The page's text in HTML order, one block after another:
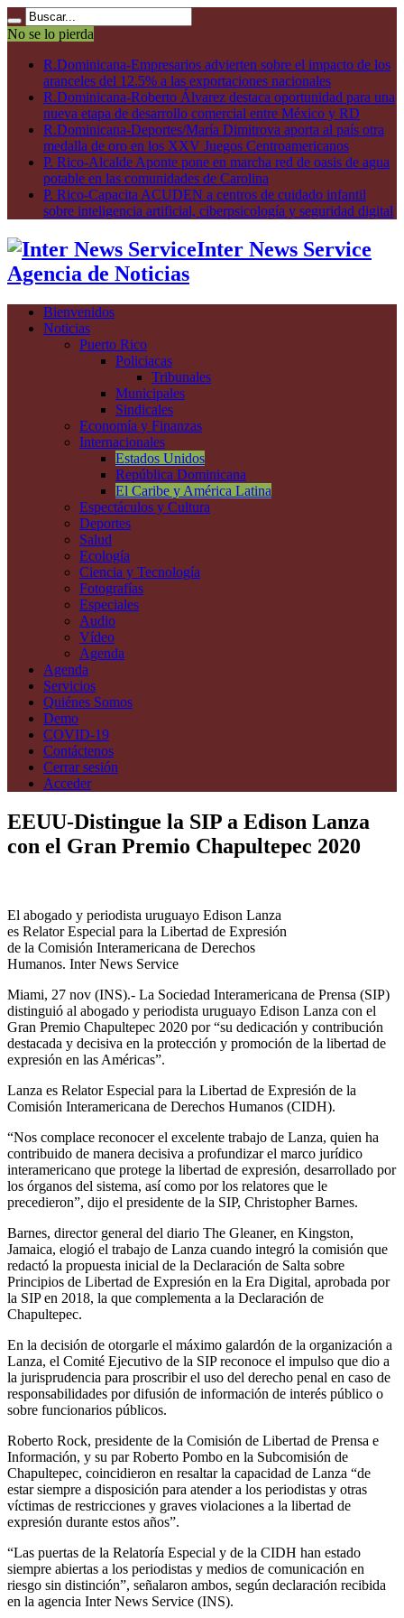
No se lo pierda
R.Dominicana-Empresarios advierten sobre el impacto de los
aranceles del 12.5% a las exportaciones nacionales
R.Dominicana-Roberto Álvarez destaca oportunidad para una
nueva etapa de desarrollo comercial entre México y RD
R.Dominicana-Deportes/María Dimitrova aporta al país otra
medalla de oro en los XXV Juegos Centroamericanos
P. Rico-Alcalde Aponte pone en marcha red de oasis de agua
potable en las comunidades de Carolina
P. Rico-Capacita ACUDEN a centros de cuidado infantil
sobre inteligencia artificial, ciberpsicología y seguridad digital
Inter News Service
Agencia de Noticias
Bienvenidos
Noticias
Puerto Rico
Policiacas
Tribunales
Municipales
Sindicales
Economía y Finanzas
Internacionales
Estados Unidos
República Dominicana
El Caribe y América Latina
Espectáculos y Cultura
Deportes
Salud
Ecología
Ciencia y Tecnología
Fotografías
Especiales
Audio
Vídeo
Agenda
Agenda
Servicios
Quiénes Somos
Demo
COVID-19
Contáctenos
Cerrar sesión
Acceder
EEUU-Distingue la SIP a Edison Lanza
con el Gran Premio Chapultepec 2020
El abogado y periodista uruguayo Edison Lanza
es Relator Especial para la Libertad de Expresión
de la Comisión Interamericana de Derechos
Humanos. Inter News Service
Miami, 27 nov (INS).- La Sociedad Interamericana de Prensa (SIP)
distinguió al abogado y periodista uruguayo Edison Lanza con el
Gran Premio Chapultepec 2020 por “su dedicación y contribución
destacada y decisiva en la protección y promoción de la libertad de
expresión en las Américas”.
Lanza es Relator Especial para la Libertad de Expresión de la
Comisión Interamericana de Derechos Humanos (CIDH).
“Nos complace reconocer el excelente trabajo de Lanza, quien ha
contribuido de manera decisiva a profundizar el marco jurídico
interamericano que protege la libertad de expresión, desarrollado por
los órganos del sistema, así como por los relatores que le
precedieron”, dijo el presidente de la SIP, Christopher Barnes.
Barnes, director general del diario The Gleaner, en Kingston,
Jamaica, elogió el trabajo de Lanza cuando integró la comisión que
redactó la propuesta inicial de la Declaración de Salta sobre
Principios de Libertad de Expresión en la Era Digital, aprobada por
la SIP en 2018, la que complementa a la Declaración de
Chapultepec.
En la decisión de otorgarle el máximo galardón de la organización a
Lanza, el Comité Ejecutivo de la SIP reconoce el impulso que dio a
la jurisprudencia para proscribir el uso del derecho penal en caso de
responsabilidades por difusión de información de interés público o
sobre funcionarios públicos.
Roberto Rock, presidente de la Comisión de Libertad de Prensa e
Información, y su par Roberto Pombo en la Subcomisión de
Chapultepec, coincidieron en resaltar la capacidad de Lanza “de
estar siempre a disposición para atender a los periodistas y otras
víctimas de restricciones y graves violaciones a la libertad de
expresión durante estos años”.
“Las puertas de la Relatoría Especial y de la CIDH han estado
siempre abiertas a los periodistas y medios de comunicación en
riesgo sin distinción”, señalaron ambos, según declaración recibida
en la agencia Inter News Service (INS).